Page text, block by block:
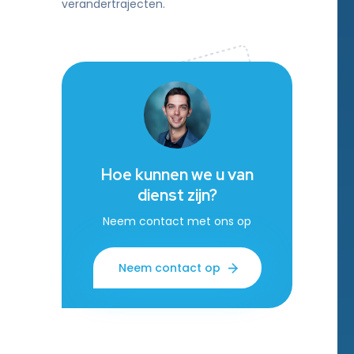
verandertrajecten.
Hoe kunnen we u van
dienst zijn?
Neem contact met ons op
Neem contact op